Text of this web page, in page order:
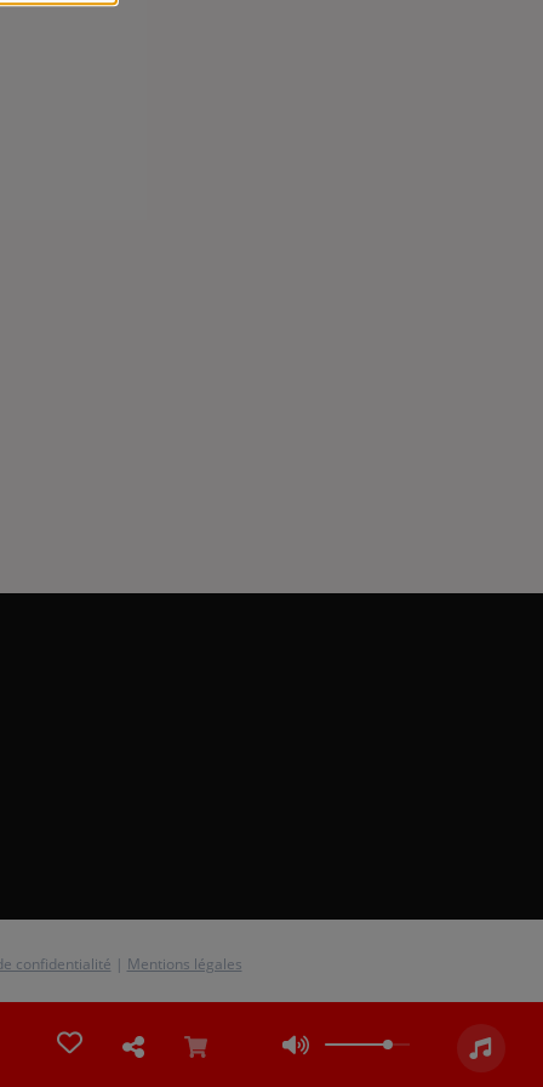
confidentialité | Mentions légales